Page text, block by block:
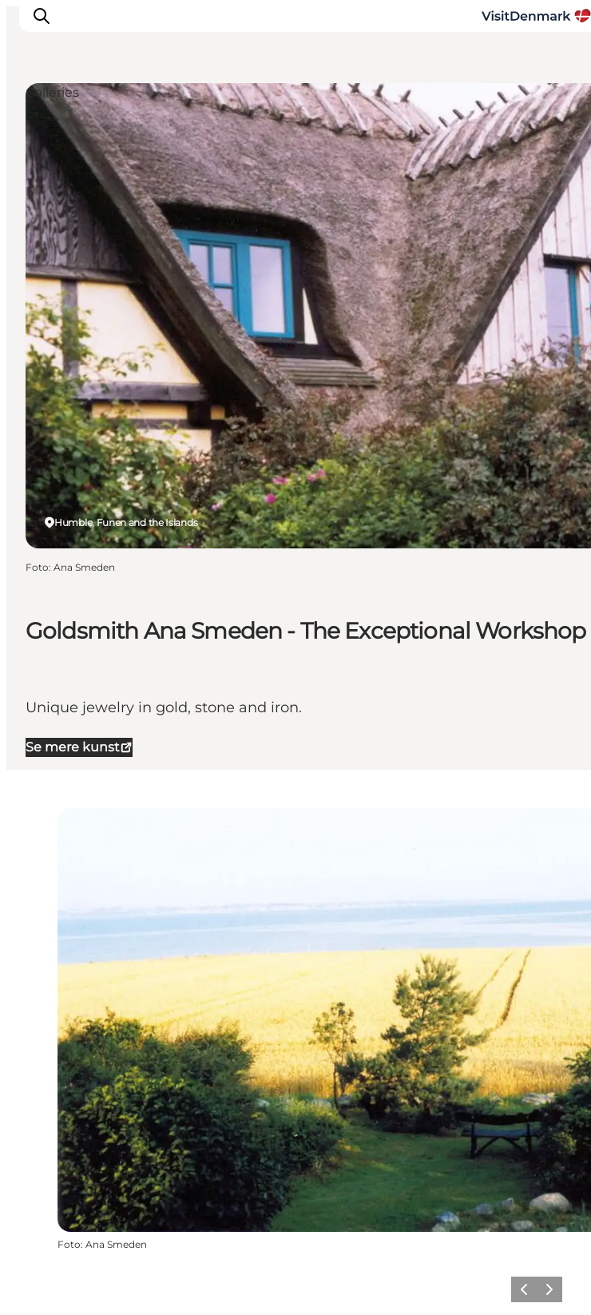
Ispirazioni
Dove andare
Cosa fare
Dove dormire
Pianifica il viaggio
Goldsmith Ana Smeden - The Exceptional Workshop
Unique jewelry in gold, stone and iron.
Se mere kunst
Humble, Funen and the Islands
Galleries
Foto: Ana Smeden
Foto: Ana Smeden
Precedente
Avanti